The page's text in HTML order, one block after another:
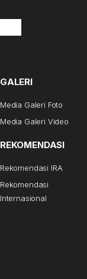
GALERI
Media Galeri Foto
Media Galeri Video
REKOMENDASI
Rekomendasi IRA
Rekomendasi
Internasional